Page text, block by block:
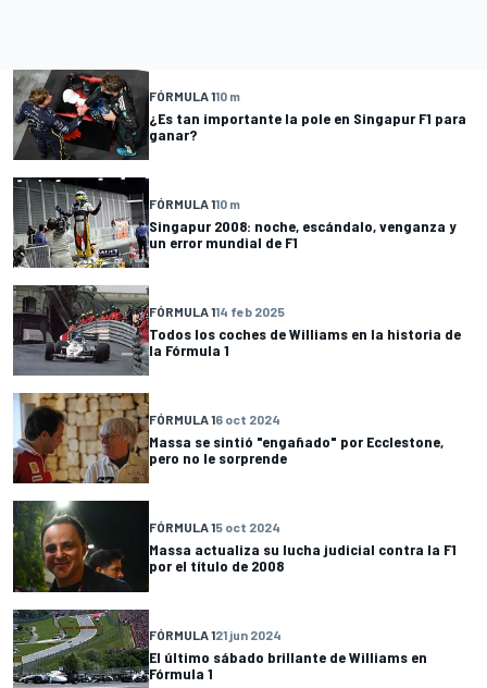
FÓRMULA 110 m
¿Es tan importante la pole en Singapur F1 para
ganar?
FÓRMULA 110 m
Singapur 2008: noche, escándalo, venganza y
un error mundial de F1
FÓRMULA 114 feb 2025
Todos los coches de Williams en la historia de
la Fórmula 1
FÓRMULA 16 oct 2024
Massa se sintió "engañado" por Ecclestone,
pero no le sorprende
FÓRMULA 15 oct 2024
Massa actualiza su lucha judicial contra la F1
por el título de 2008
FÓRMULA 121 jun 2024
El último sábado brillante de Williams en
Fórmula 1